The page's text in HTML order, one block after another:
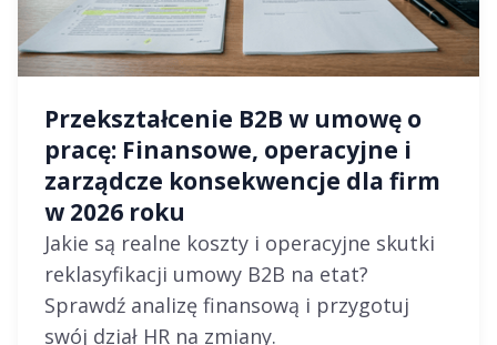
Przekształcenie B2B w umowę o
pracę: Finansowe, operacyjne i
zarządcze konsekwencje dla firm
w 2026 roku
Jakie są realne koszty i operacyjne skutki
reklasyfikacji umowy B2B na etat?
Sprawdź analizę finansową i przygotuj
swój dział HR na zmiany.